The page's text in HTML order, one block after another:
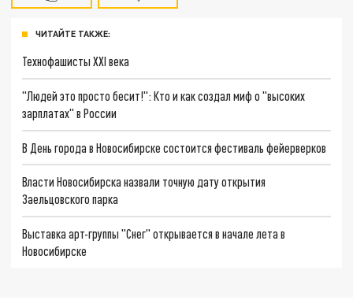
ЧИТАЙТЕ ТАКЖЕ:
Технофашисты XXI века
"Людей это просто бесит!": Кто и как создал миф о "высоких
зарплатах" в России
В День города в Новосибирске состоится фестиваль фейерверков
Власти Новосибирска назвали точную дату открытия
Заельцовского парка
Выставка арт-группы "Снег" открывается в начале лета в
Новосибирске